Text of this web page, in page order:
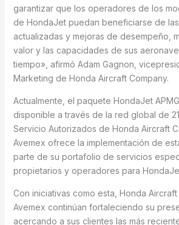
garantizar que los operadores de los
de HondaJet puedan beneficiarse de
actualizadas y mejoras de desempeño,
valor y las capacidades de sus
tiempo», afirmó Adam Gagnon,
Marketing de Honda Aircraft Company.
Actualmente, el paquete HondaJet
disponible a través de la red global de
Servicio Autorizados de Honda Aircraft
Avemex ofrece la implementación de
parte de su portafolio de servicios
propietarios y operadores para
Con iniciativas como esta, Honda
Avemex continúan fortaleciendo su
acercando a sus clientes las más